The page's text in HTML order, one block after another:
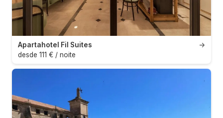
→
Apartahotel Fil Suites
desde 111 € / noite